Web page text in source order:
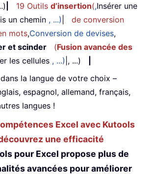
19 Outils d’insertion(,Insérer une
un chemin , ...)
de conversion
mots,Conversion de devises,
et scinder (Fusion avancée des
les cellules , ...) |, ...)
la langue de votre choix –
espagnol, allemand, français,
langues !
Excel avec Kutools
une efficacité
pour Excel propose plus de
avancées pour améliorer